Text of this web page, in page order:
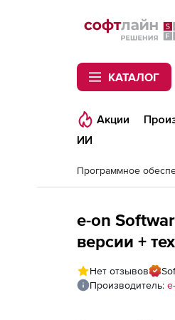
Softline
КАТАЛОГ
Акции
ИИ
Программное
e-on
версии +
Нет отзывов
Производитель: